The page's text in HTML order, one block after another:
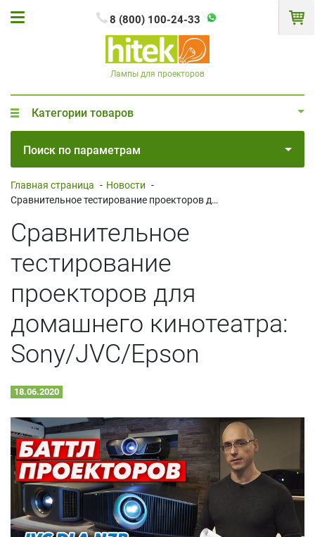
8 (800) 100-24-33
Лампы для проекторов
Категории товаров
Поиск по параметрам
Главная страница - Новости -
Сравнительное тестирование проекторов для домашнего кинотеатра: Sony/JVC/Epson
Сравнительное
тестирование
проекторов для
домашнего кинотеатра:
Sony/JVC/Epson
18.06.2020